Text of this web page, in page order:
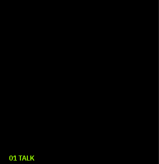
01 TALK